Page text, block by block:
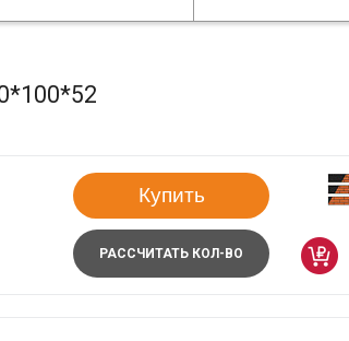
Купить
РАССЧИТАТЬ КОЛ-ВО